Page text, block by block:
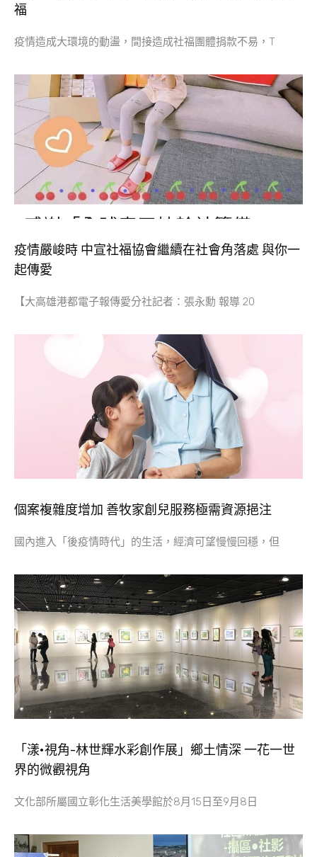
福
疫情造成大環境的動盪，間接造成社福團體捐款不易，T
疫情嚴峻時 中宣社福協會繼續在社會角落處 與你一
起傳愛
【大高雄港都電子報傳愛分社記者：張永勳 報導 20
個案複雜度增加 善牧家創兒服務極需資源挹注
國內進入「後疫情時代」的生活，經濟可望慢慢回穩，但
「漾•視角-林世輝水彩創作展」鄉土情深 一花一世
界的微觀視角
文化部所屬國立彰化生活美學館於8月15日至9月8日